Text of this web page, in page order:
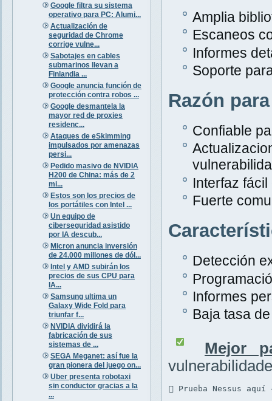
Google filtra su sistema
operativo para PC: Alumi...
Actualización de
seguridad de Chrome
corrige vulne...
Sabotajes en cables
submarinos llevan a
Finlandia ...
Google anuncia función de
protección contra robos ...
Google desmantela la
mayor red de proxies
residenc...
Ataques de eSkimming
impulsados por amenazas
persi...
Pedido masivo de NVIDIA
H200 de China: más de 2
mi...
Estos son los precios de
los portátiles con Intel ...
Un equipo de
ciberseguridad asistido
por IA descub...
Micron anuncia inversión
de 24.000 millones de dól...
Intel y AMD subirán los
precios de sus CPU para
IA...
Samsung ultima un
Galaxy Wide Fold para
triunfar f...
NVIDIA dividirá la
fabricación de sus
sistemas de ...
SEGA Meganet: así fue la
gran pionera del juego on...
Uber presenta robotaxi
sin conductor gracias a la
...
Amplia
Escaneos
Informes
Soporte
Razón
Confiable
Interfaz
Fuerte
Detección
Informes
Baja tasa
Mejor
 Prueba Nessus aquí